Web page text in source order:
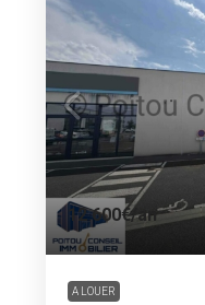
12 600€/an
A LOUER